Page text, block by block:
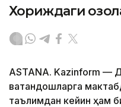
Хориждаги
ASTANA. Kazinform —
ватандошларга
таълимдан кейин ҳам